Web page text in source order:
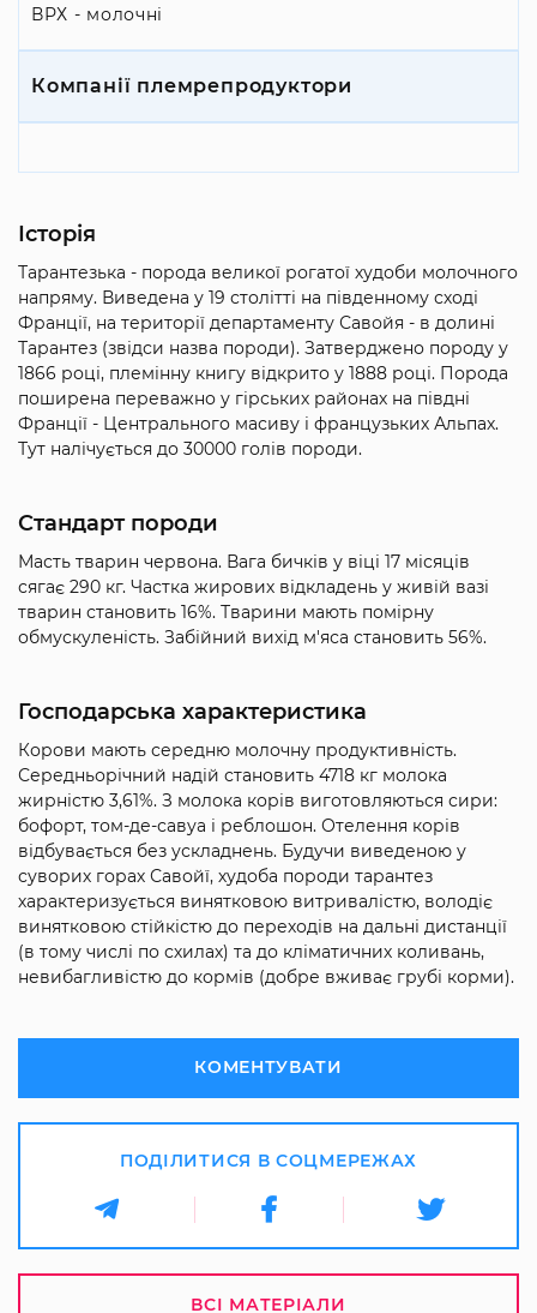
ВРХ - молочні
Компанії племрепродуктори
Історія
Тарантезька - порода великої рогатої худоби молочного
напряму. Виведена у 19 столітті на південному сході
Франції, на території департаменту Савойя - в долині
Тарантез (звідси назва породи). Затверджено породу у
1866 році, племінну книгу відкрито у 1888 році. Порода
поширена переважно у гірських районах на півдні
Франції - Центрального масиву і французьких Альпах.
Тут налічується до 30000 голів породи.
Стандарт породи
Масть тварин червона. Вага бичків у віці 17 місяців
сягає 290 кг. Частка жирових відкладень у живій вазі
тварин становить 16%. Тварини мають помірну
обмускуленість. Забійний вихід м'яса становить 56%.
Господарська характеристика
Корови мають середню молочну продуктивність.
Середньорічний надій становить 4718 кг молока
жирністю 3,61%. З молока корів виготовляються сири:
бофорт, том-де-савуа і реблошон. Отелення корів
відбувається без ускладнень. Будучи виведеною у
суворих горах Савойї, худоба породи тарантез
характеризується винятковою витривалістю, володіє
винятковою стійкістю до переходів на дальні дистанції
(в тому числі по схилах) та до кліматичних коливань,
невибагливістю до кормів (добре вживає грубі корми).
КОМЕНТУВАТИ
ПОДІЛИТИСЯ В СОЦМЕРЕЖАХ
ВСІ МАТЕРІАЛИ